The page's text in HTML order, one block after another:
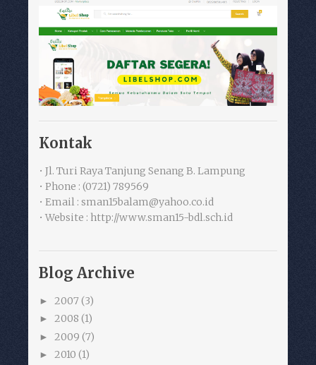
Kontak
• Jl. Turi Raya Tanjung Senang B. Lampung
• Phone : (0721) 789569
• Email : sman15balam@yahoo.co.id
• Website : http://www.sman15-bdl.sch.id
Blog Archive
► 2007 (3)
► 2008 (1)
► 2009 (7)
► 2010 (1)